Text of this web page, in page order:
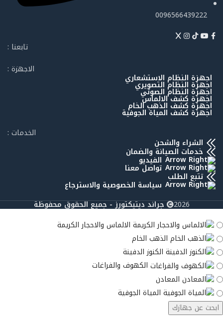
0096566439222
تابعنا :
الاجهزة :
اجهزة النظام الاستشعاري
اجهزة النظام التصويري
اجهزة النظام الصوتي
اجهزة كشف الالماس
اجهزة كشف الذهب الخام
اجهزة كشف المياة الجوفية
الخدمات :
الشراء والشحن
خدمات الصيانة والضمان
الفيديو
تواصل معنا
تتبع الطلب
سياسة الخصوصية والاسترجاع
2026 جراند ديتيكتورز - جميع الحقوق محفوظة
الالماس والاحجار الكريمة
الذهب الخام
الكنوز الدفينة
الكهوف والفراغات
المعادن
المياة الجوفية
ابحث عن جهازك